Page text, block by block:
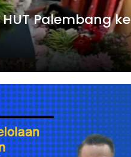
Palembang ke